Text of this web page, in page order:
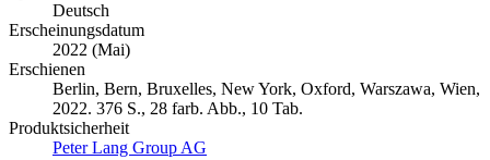
Deutsch
Erscheinungsdatum
2022 (Mai)
Erschienen
Berlin, Bern, Bruxelles, New York, Oxford, Warszawa, Wien,
2022. 376 S., 28 farb. Abb., 10 Tab.
Produktsicherheit
Peter Lang Group AG